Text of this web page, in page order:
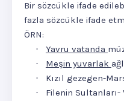
Bir sözcükle ifade
fazla sözcükle ifade
ÖRN:
· Yavru vatanda
· Meşin yuvarlak
· Kızıl gezegen-
· Filenin